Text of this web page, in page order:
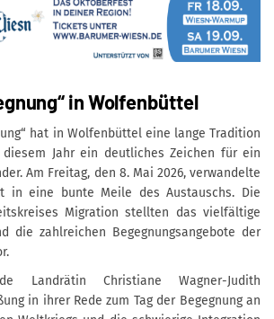
in Wolfenbüttel
hat in Wolfenbüttel eine lange Tradition
Jahr ein deutliches Zeichen für ein
Am Freitag, den 8. Mai 2026, verwandelte
in eine bunte Meile des Austauschs. Die
Migration stellten das vielfältige
die zahlreichen Begegnungsangebote der
Landrätin Christiane Wagner-Judith
in ihrer Rede zum Tag der Begegnung an